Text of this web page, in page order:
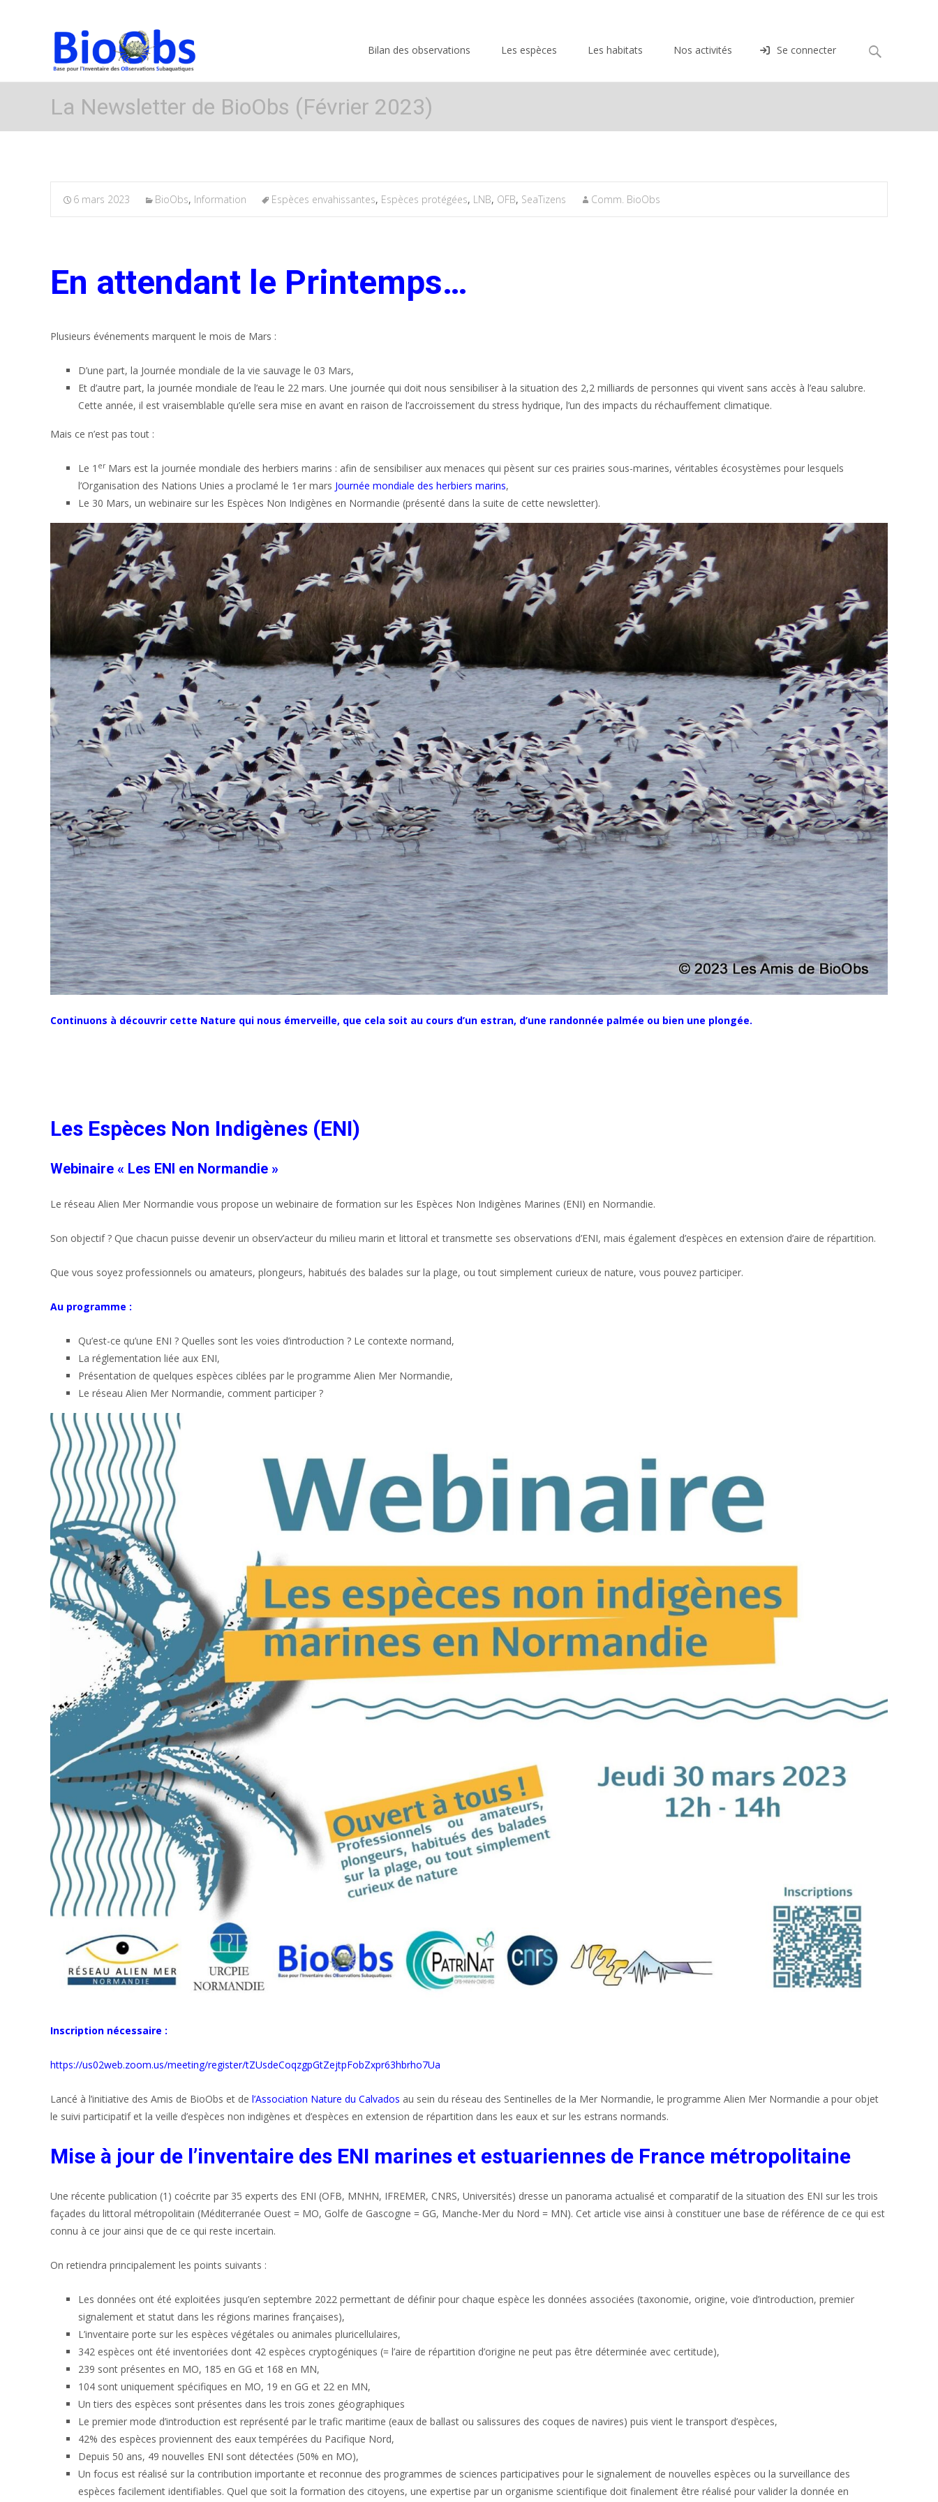
Bilan des observations Les espèces Les habitats Nos activités Se connecter Rechercher :
La Newsletter de BioObs (Février 2023)
6 mars 2023 BioObs, Information Espèces envahissantes, Espèces protégées, LNB, OFB, SeaTizens Comm. BioObs
En attendant le Printemps…
Plusieurs événements marquent le mois de Mars :
D’une part, la Journée mondiale de la vie sauvage le 03 Mars,
Et d’autre part, la journée mondiale de l’eau le 22 mars. Une journée qui doit nous sensibiliser à la situation des 2,2 milliards de personnes qui vivent sans accès à l’eau salubre.
Cette année, il est vraisemblable qu’elle sera mise en avant en raison de l’accroissement du stress hydrique, l’un des impacts du réchauffement climatique.
Mais ce n’est pas tout :
Le 1 erMars est la journée mondiale des herbiers marins : afin de sensibiliser aux menaces qui pèsent sur ces prairies sous-marines, véritables écosystèmes pour lesquels
l’Organisation des Nations Unies a proclamé le 1er mars Journée mondiale des herbiers marins,
Le 30 Mars, un webinaire sur les Espèces Non Indigènes en Normandie (présenté dans la suite de cette newsletter).
Continuons à découvrir cette Nature qui nous émerveille, que cela soit au cours d’un estran, d’une randonnée palmée ou bien une plongée.
Les Espèces Non Indigènes (ENI)
Webinaire « Les ENI en Normandie »
Le réseau Alien Mer Normandie vous propose un webinaire de formation sur les Espèces Non Indigènes Marines (ENI) en Normandie.
Son objectif ? Que chacun puisse devenir un observ’acteur du milieu marin et littoral et transmette ses observations d’ENI, mais également d’espèces en extension d’aire de répartition.
Que vous soyez professionnels ou amateurs, plongeurs, habitués des balades sur la plage, ou tout simplement curieux de nature, vous pouvez participer.
Au programme :
Qu’est-ce qu’une ENI ? Quelles sont les voies d’introduction ? Le contexte normand,
La réglementation liée aux ENI,
Présentation de quelques espèces ciblées par le programme Alien Mer Normandie,
Le réseau Alien Mer Normandie, comment participer ?
Inscription nécessaire :
https://us02web.zoom.us/meeting/register/tZUsdeCoqzgpGtZejtpFobZxpr63hbrho7Ua
Lancé à l’initiative des Amis de BioObs et de l’Association Nature du Calvados au sein du réseau des Sentinelles de la Mer Normandie, le programme Alien Mer Normandie a pour objet
le suivi participatif et la veille d’espèces non indigènes et d’espèces en extension de répartition dans les eaux et sur les estrans normands.
Mise à jour de l’inventaire des ENI marines et estuariennes de France métropolitaine
Une récente publication (1) coécrite par 35 experts des ENI (OFB, MNHN, IFREMER, CNRS, Universités) dresse un panorama actualisé et comparatif de la situation des ENI sur les trois
façades du littoral métropolitain (Méditerranée Ouest = MO, Golfe de Gascogne = GG, Manche-Mer du Nord = MN). Cet article vise ainsi à constituer une base de référence de ce qui est
connu à ce jour ainsi que de ce qui reste incertain.
On retiendra principalement les points suivants :
Les données ont été exploitées jusqu’en septembre 2022 permettant de définir pour chaque espèce les données associées (taxonomie, origine, voie d’introduction, premier
signalement et statut dans les régions marines françaises),
L’inventaire porte sur les espèces végétales ou animales pluricellulaires,
342 espèces ont été inventoriées dont 42 espèces cryptogéniques (= l’aire de répartition d’origine ne peut pas être déterminée avec certitude),
239 sont présentes en MO, 185 en GG et 168 en MN,
104 sont uniquement spécifiques en MO, 19 en GG et 22 en MN,
Un tiers des espèces sont présentes dans les trois zones géographiques
Le premier mode d’introduction est représenté par le trafic maritime (eaux de ballast ou salissures des coques de navires) puis vient le transport d’espèces,
42% des espèces proviennent des eaux tempérées du Pacifique Nord,
Depuis 50 ans, 49 nouvelles ENI sont détectées (50% en MO),
Un focus est réalisé sur la contribution importante et reconnue des programmes de sciences participatives pour le signalement de nouvelles espèces ou la surveillance des
espèces facilement identifiables. Quel que soit la formation des citoyens, une expertise par un organisme scientifique doit finalement être réalisé pour valider la donnée en